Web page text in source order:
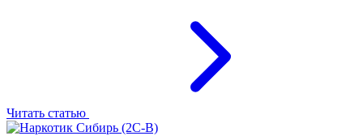
Читать статью